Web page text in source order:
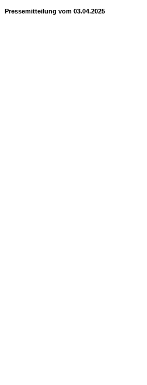
Pressemitteilung vom 03.04.2025